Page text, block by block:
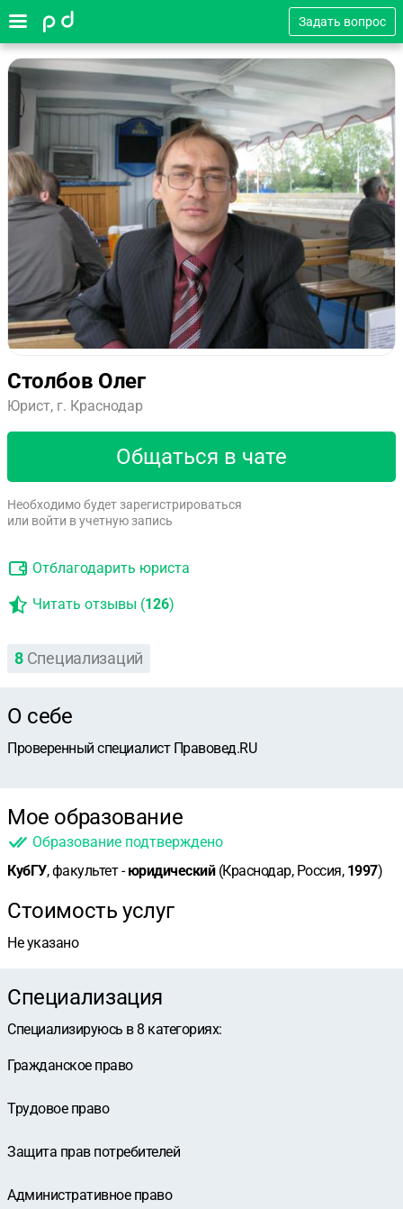
Задать вопрос
Столбов Олег
Юрист, г. Краснодар
Общаться в чате
Необходимо будет зарегистрироваться
или войти в учетную запись
Отблагодарить юриста
Читать отзывы (126)
8 Специализаций
О себе
Проверенный специалист Правовед.RU
Мое образование
Образование подтверждено
КубГУ, факультет -юридический(Краснодар, Россия, 1997)
Стоимость услуг
Не указано
Специализация
Специализируюсь в 8 категориях:
Гражданское право
Трудовое право
Защита прав потребителей
Административное право